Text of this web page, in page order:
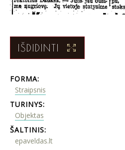
IŠDIDINTI
FORMA:
Straipsnis
TURINYS:
Objektas
ŠALTINIS:
epaveldas.lt